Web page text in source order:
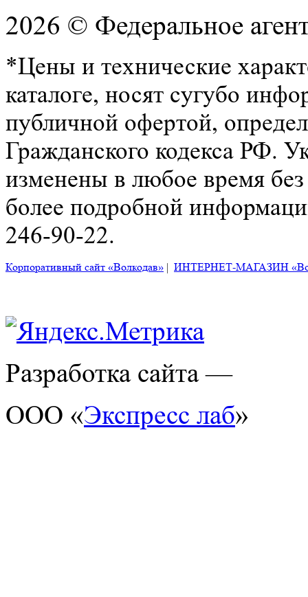
2026 © Федеральное
*Цены и технические
каталоге, носят сугубо
публичной офертой,
Гражданского кодекса РФ.
изменены в любое время
более подробной
246-90-22.
Корпоративный сайт «Волкодав» | ИНТЕРНЕТ-МАГАЗИН
Разработка сайта —
ООО «Экспресс лаб»